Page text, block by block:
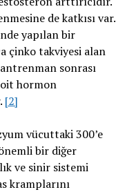
de katkısı var.
yapılan bir
çinko takviyesi alan
sonrası
hormon
[2]
vücuttaki 300’e
bir diğer
ve sinir sistemi
kramplarını